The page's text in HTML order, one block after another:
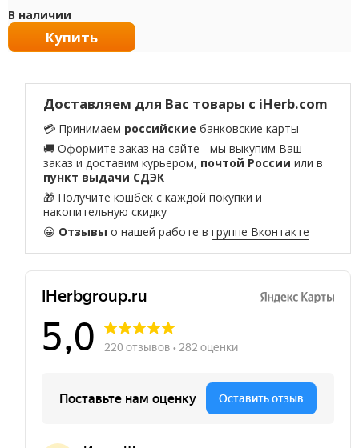
В наличии
Купить
Доставляем для Вас товары с iHerb.com
💳 Принимаем российские банковские карты
🚚 Оформите заказ на сайте - мы выкупим Ваш
заказ и доставим курьером, почтой России или в
пункт выдачи СДЭК
🎁 Получите кэшбек с каждой покупки и
накопительную скидку
😀 Отзывы о нашей работе вгруппе Вконтакте